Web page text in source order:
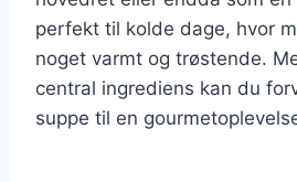
perfekt til kolde dage, hvor
noget varmt og trøstende.
central ingrediens kan du
suppe til en